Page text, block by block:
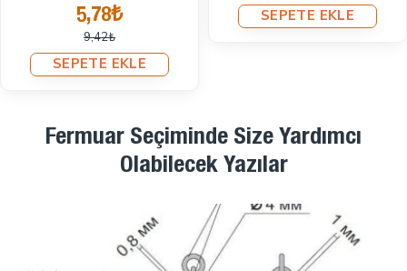
SEPETE EKLE SEPETE EKLE
Fermuar Seçiminde Size Yardımcı
Olabilecek Yazılar